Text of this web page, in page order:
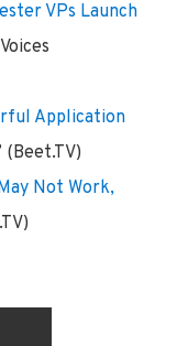
VPs Launch
Application
(Beet.TV)
Not Work,